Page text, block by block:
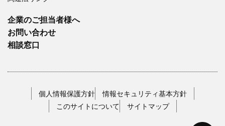
企業のご担当者様へ
お問い合わせ
相談窓口
個人情報保護方針
情報セキュリティ基本方針
このサイトについて
サイトマップ